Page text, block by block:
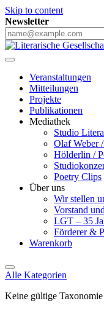
Skip to content
Newsletter
Veranstaltungen
Mitteilungen
Projekte
Publikationen
Mediathek
Studio
Olaf Weber
Hölderlin /
Poetry Clips
Über uns
Wir stellen
Vorstand
LGT – 35
Förderer &
Warenkorb
Alle Kategorien
Keine gültige